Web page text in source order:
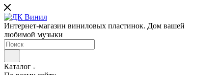
Интернет-магазин виниловых пластинок. Дом вашей
любимой музыки
Каталог